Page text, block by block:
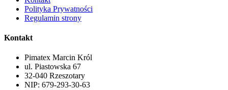
Polityka Prywatności
Regulamin strony
Kontakt
Pimatex Marcin Król
ul. Piastowska 67
32-040 Rzeszotary
NIP: 679-293-30-63